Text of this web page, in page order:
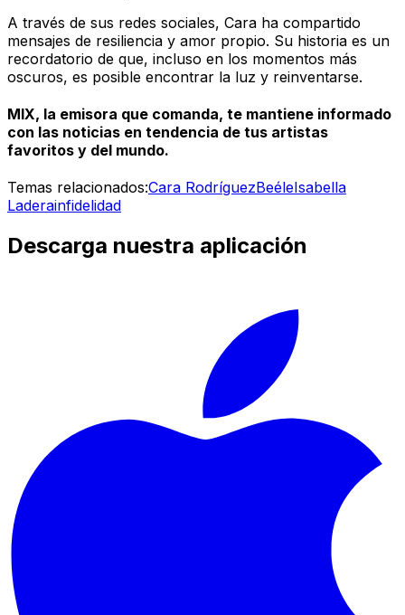
A través de sus redes sociales, Cara ha compartido
mensajes de resiliencia y amor propio. Su historia es un
recordatorio de que, incluso en los momentos más
oscuros, es posible encontrar la luz y reinventarse.
MIX, la emisora que comanda, te mantiene informado
con las noticias en tendencia de tus artistas
favoritos y del mundo.
Temas relacionados:Cara RodríguezBeéleIsabella
Laderainfidelidad
Descarga nuestra aplicación